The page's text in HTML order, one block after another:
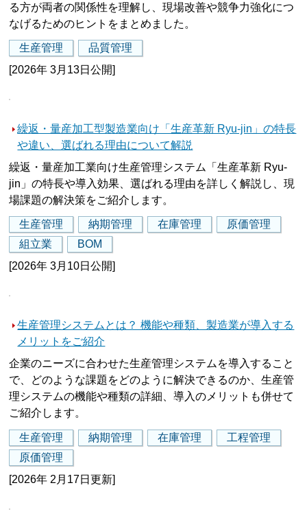
る方が両者の関係性を理解し、現場改善や競争力強化につ
なげるためのヒントをまとめました。
生産管理
品質管理
[2026年 3月13日公開]
繰返・量産加工型製造業向け「生産革新 Ryu-jin」の特長
や違い、選ばれる理由について解説
繰返・量産加工業向け生産管理システム「生産革新 Ryu-
jin」の特長や導入効果、選ばれる理由を詳しく解説し、現
場課題の解決策をご紹介します。
生産管理 納期管理 在庫管理
原価管理
組立業
BOM
[2026年 3月10日公開]
生産管理システムとは？ 機能や種類、製造業が導入する
メリットをご紹介
企業のニーズに合わせた生産管理システムを導入すること
で、どのような課題をどのように解決できるのか、生産管
理システムの機能や種類の詳細、導入のメリットも併せて
ご紹介します。
生産管理 納期管理 在庫管理
工程管理
原価管理
[2026年 2月17日更新]